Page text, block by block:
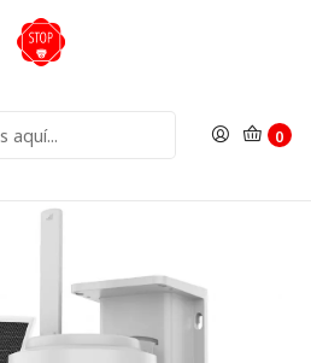
0
Cámaras IP
Bateria Mic IP66 DS-